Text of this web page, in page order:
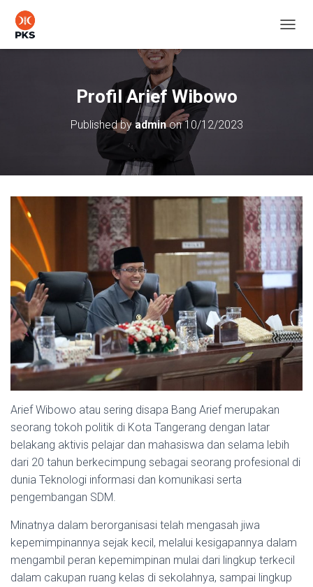
O
T
O
N
Profil Arief Wibowo
Published by adminon10/12/2023
Arief Wibowo atau sering disapa Bang Arief merupakan
seorang tokoh politik di Kota Tangerang dengan latar
belakang aktivis pelajar dan mahasiswa dan selama lebih
dari 20 tahun berkecimpung sebagai seorang profesional di
dunia Teknologi informasi dan komunikasi serta
pengembangan SDM.
Minatnya dalam berorganisasi telah mengasah jiwa
kepemimpinannya sejak kecil, melalui kesigapannya dalam
mengambil peran kepemimpinan mulai dari lingkup terkecil
dalam cakupan ruang kelas di sekolahnya, sampai lingkup